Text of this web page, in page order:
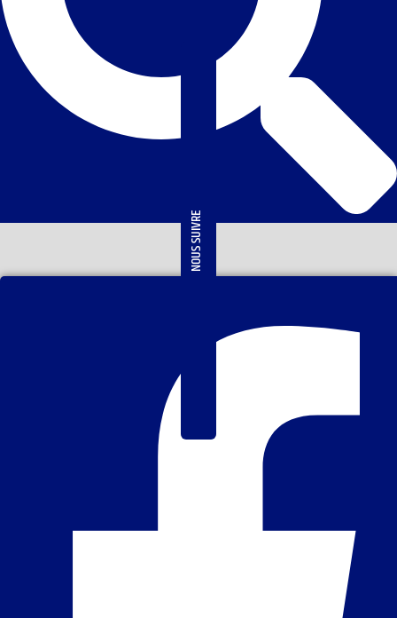
NOUS SUIVRE